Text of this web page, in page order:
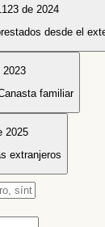
de 2024
desde el
2023
familiar
2025
extranjeros